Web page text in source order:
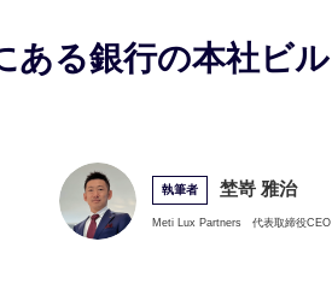
ある銀行の本社ビル
執筆者 埜嵜 雅治
Meti Lux Partners 代表取締役CEO